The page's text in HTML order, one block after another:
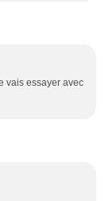
vais essayer avec